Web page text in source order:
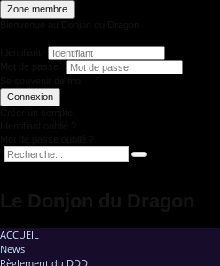
Zone membre
Connexion
ACCUEIL
News
Règlement du DDD